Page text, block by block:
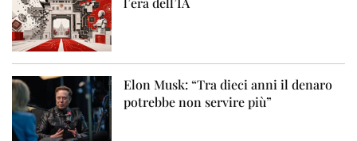
Elon Musk: “Tra dieci anni il denaro
potrebbe non servire più”